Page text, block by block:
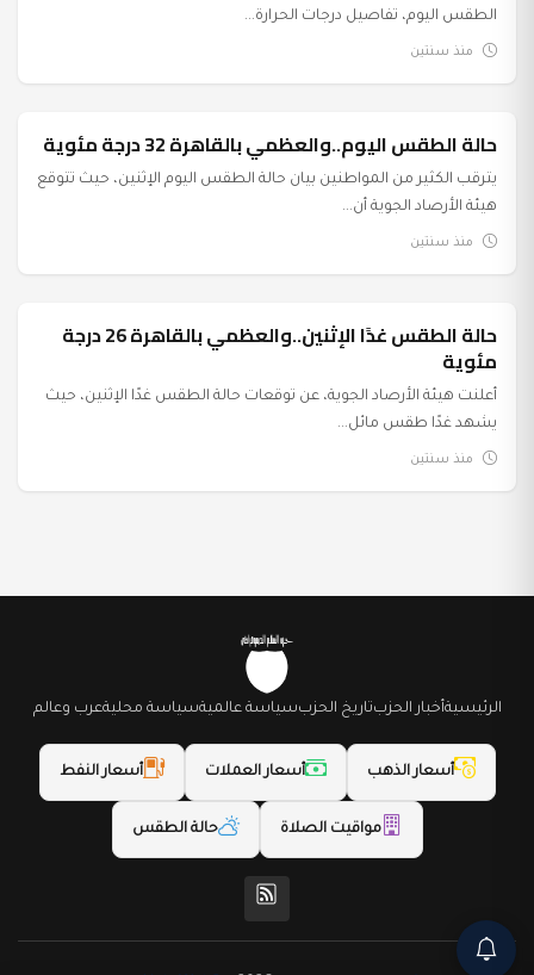
الطقس اليوم، تفاصيل درجات الحرارة...
منذ سنتين
عرب وعالم
حالة الطقس اليوم..والعظمي بالقاهرة 32 درجة مئوية
يترقب الكثير من المواطنين بيان حالة الطقس اليوم الإثنين، حيث تتوقع
هيئة الأرصاد الجوية أن...
منذ سنتين
عرب وعالم حالة الطقس غدًا الإثنين..والعظمي بالقاهرة 26 درجة
مئوية
أعلنت هيئة الأرصاد الجوية، عن توقعات حالة الطقس غدًا الإثنين، حيث
يشهد غدًا طقس مائل...
منذ سنتين
الرئيسيةأخبار الحزبتاريخ الحزبسياسة عالميةسياسة محليةعرب وعالم
أسعار الذهب أسعار العملات أسعار النفط
مواقيت الصلاة حالة الطقس